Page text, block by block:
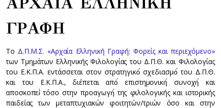
ΓΡΑΦΗ
Το Δ.Π.Μ.Σ. «Αρχαία Ελληνική Γραφή: Φορείς και περιεχόμενο»
των Τμημάτων Ελληνικής Φιλολογίας του Δ.Π.Θ. και Φιλολογίας
του Ε.Κ.Π.Α. εντάσσεται στον στρατηγικό́ σχεδιασμό́ του Δ.Π.Θ.
και του Ε.Κ.Π.Α., διέπεται από́ επιστημονική́ συνοχή́ και
αποσκοπεί́ τόσο στην προαγωγή́ της φιλολογικής και ιστορικής
παιδείας των μεταπτυχιακών φοιτητών/τριών όσο και στην